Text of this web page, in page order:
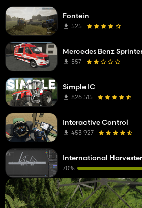
Fontein
525
Mercedes Benz
557
Simple IC
826 515
Interactive Control
453 927
International
70%